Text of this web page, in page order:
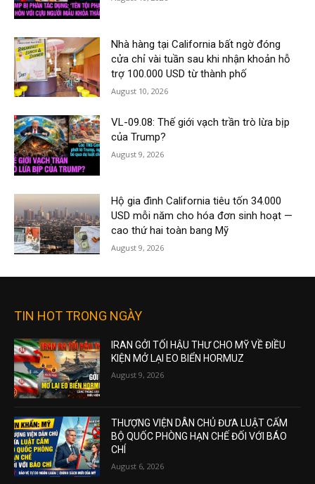
Nhà hàng tại California bất ngờ đóng
cửa chỉ vài tuần sau khi nhận khoản hỗ
trợ 100.000 USD từ thành phố
August 10, 2026
VL-09.08: Thế giới vạch trần trò lừa bịp
của Trump?
August 9, 2026
Hộ gia đình California tiêu tốn 34.000
USD mỗi năm cho hóa đơn sinh hoạt —
cao thứ hai toàn bang Mỹ
August 9, 2026
TIN HOT TRONG NGÀY
IRAN GỞI TỐI HẬU THƯ CHO MỸ VỀ ĐIỀU
KIỆN MỞ LẠI EO BIỂN HORMUZ
August 9, 2026
THƯỢNG VIỆN DÂN CHỦ ĐƯA LUẬT CẤM
BỘ QUỐC PHÒNG HẠN CHẾ ĐỐI VỚI BÁO
CHÍ
August 6, 2026